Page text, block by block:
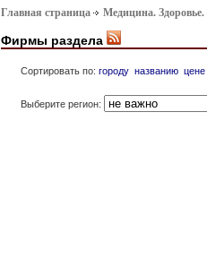
Главная страница Медицина. Здоровье.
Фирмы раздела
Сортировать по: городу названию цене
Выберите регион: